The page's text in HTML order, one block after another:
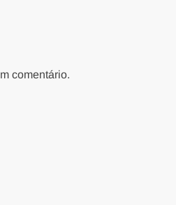
comentário.